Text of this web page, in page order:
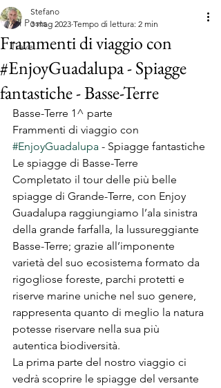
All Posts
Travel
Frammenti di viaggio con
#EnjoyGuadalupa - Spiagge
fantastiche - Basse-Terre
Stefano
3 mag 2023 Tempo di lettura: 2 min
Basse-Terre 1^ parte
Frammenti di viaggio con
#EnjoyGuadalupa - Spiagge fantastiche
Le spiagge di Basse-Terre
Completato il tour delle più belle
spiagge di Grande-Terre, con Enjoy
Guadalupa raggiungiamo l’ala sinistra
della grande farfalla, la lussureggiante
Basse-Terre; grazie all’imponente
varietà del suo ecosistema formato da
rigogliose foreste, parchi protetti e
riserve marine uniche nel suo genere,
rappresenta quanto di meglio la natura
potesse riservare nella sua più
autentica biodiversità.
La prima parte del nostro viaggio ci
vedrà scoprire le spiagge del versante